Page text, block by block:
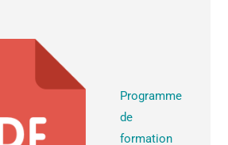
Programme
de
formation